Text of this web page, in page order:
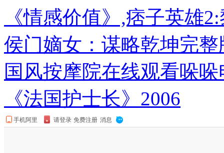
《情感价值》,痞子英雄
侯门嫡女：谋略乾坤完
国风按摩院在线观看哚
《法国护士长》2006